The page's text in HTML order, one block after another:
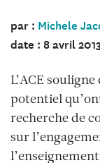
par : Michele
date : 8 avril 2013
L’ACE
potentiel
recherche de
sur